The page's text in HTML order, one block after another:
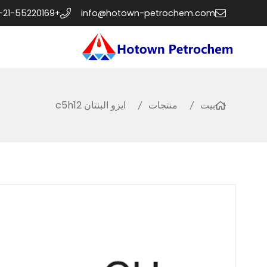
info@hotown-petrochem.com
+86-21-55220169
بيت منتجات ايزو البنتان c5h12